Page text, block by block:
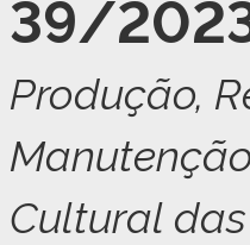
39/
Produção,
Cultural